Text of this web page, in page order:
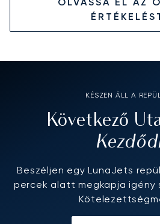
KÉSZEN ÁLL A
Következő
Beszéljen egy LunaJets
percek alatt megkapja igény